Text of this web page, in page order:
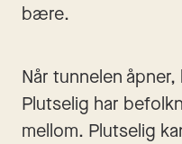
bære.
Når tunnelen
Plutselig har
mellom. Plutselig